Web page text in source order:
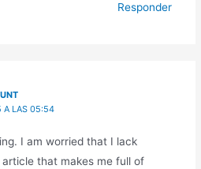
Responder
A LAS 05:54
I am worried that I lack
that makes me full of